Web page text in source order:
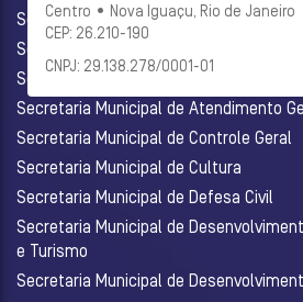
Centro • Nova Iguaçu, Rio de Janeiro
CEP: 26.210-190
CNPJ: 29.138.278/0001-01
Secretaria Municipal de Administração
Secretaria Municipal de Agricultura e
Secretaria Municipal de Assistência
Secretaria Municipal de Atendimento
Secretaria Municipal de Controle Geral
Secretaria Municipal de Cultura
Secretaria Municipal de Defesa Civil
Secretaria Municipal de
e Turismo
Secretaria Municipal de